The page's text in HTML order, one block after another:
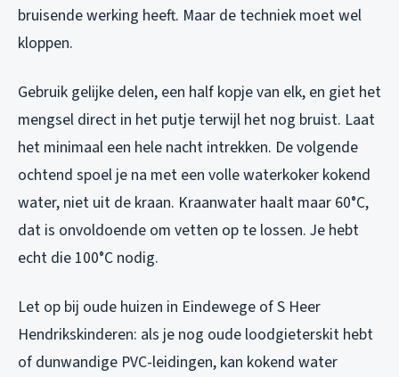
bruisende werking heeft. Maar de techniek moet wel
kloppen.
Gebruik gelijke delen, een half kopje van elk, en giet het
mengsel direct in het putje terwijl het nog bruist. Laat
het minimaal een hele nacht intrekken. De volgende
ochtend spoel je na met een volle waterkoker kokend
water, niet uit de kraan. Kraanwater haalt maar 60°C,
dat is onvoldoende om vetten op te lossen. Je hebt
echt die 100°C nodig.
Let op bij oude huizen in Eindewege of S Heer
Hendrikskinderen: als je nog oude loodgieterskit hebt
of dunwandige PVC-leidingen, kan kokend water